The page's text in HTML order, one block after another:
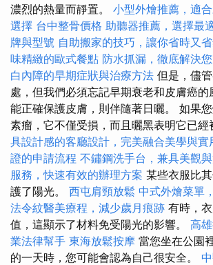
濃烈的熱量而靜置。 小型外燴推薦，適
選擇 台中整骨價格 助聽器推薦，選擇最
牌與型號 自助搬家的技巧，讓你省時又
味精緻的歐式餐點 防水抓漏，徹底解決
白內障的早期症狀與治療方法 但是，儘
處，但我們必須忘記早期衰老和皮膚癌的
能正確保護皮膚，則伴隨著日曬。 如果
素瘤，它不僅受損，而且曬黑表明它已經
具設計感的客廳設計，完美融合美學與實
證的申請流程 不鏽鋼洗手台，兼具美觀
服務，快速有效的辦理方案 某些衣服比
護了陽光。 西屯肩頸放鬆 中式外燴菜單
法令紋醫美療程，減少歲月痕跡 有時，
值，這顯示了材料免受陽光的影響。 高
業法律幫手 東海放鬆按摩 當您坐在公園
的一天時，您可能會認為自己很安全。